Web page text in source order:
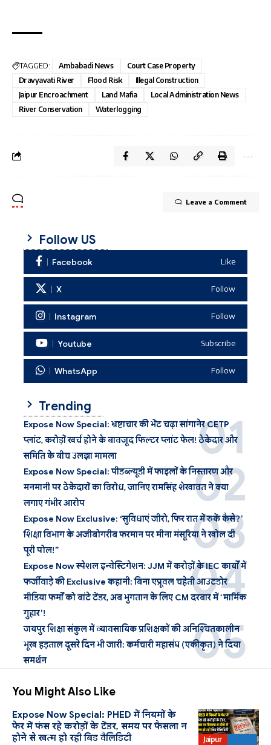
TAGGED: Ambabadi News
Court Case Property
Dravyavati River
Flood Risk
Illegal Construction
Jaipur Encroachment
Land Mafia
Local Administration News
River Conservation
Waterlogging
Leave a Comment
Follow US
Facebook Like
X Follow
Instagram Follow
Youtube Subscribe
WhatsApp Follow
Trending
Expose Now Special: भ्रष्टाचार की भेंट चढ़ा सांगानेर CETP
प्लांट, करोड़ों खर्च होने के बावजूद फिल्टर प्लांट फेल! ठेकेदार और
समिति के बीच उलझा मामला
Expose Now Special: पीडब्ल्यूडी में फाइलों के निस्तारण और
मनमानी पर ठेकेदारों का विरोध, जानिए रामसिंह शेखावत ने क्या
लगाए गंभीर आरोप
Expose Now Exclusive: ‘सुविधाएं जीरो, फिर रात में रुकें कैसे?’
शिक्षा विभाग के अजीबोगरीब फरमान पर मीना मंसूरिया ने खोल दी
पूरी पोल!”
Expose Now स्पेशल इन्वेस्टिगेशन: JJM में करोड़ों के IEC कार्यों में
फर्जीवाड़े की Exclusive कहानी: बिना एप्रूवल चहेती आउटडोर
मीडिया फर्मों को बांटे टेंडर, अब भुगतान के लिए CM दरबार में ‘मार्मिक
गुहार’!
जयपुर शिक्षा संकुल में व्यावसायिक प्रशिक्षकों की अनिश्चितकालीन
भूख हड़ताल दूसरे दिन भी जारी: कर्मचारी महासंघ (एकीकृत) ने दिया
समर्थन
You Might Also Like
Jaipur
Expose Now Special: PHED में नियमों के
फेर में फंस रहे करोड़ों के टेंडर, समय पर फैसला न
होने से खत्म हो रही बिड वैलिडिटी